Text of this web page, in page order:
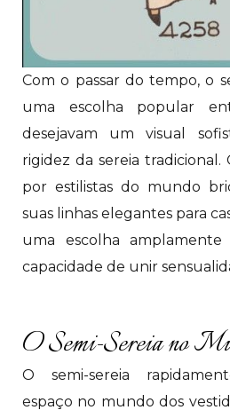
Com o passar do tempo, o
uma escolha popular
desejavam um visual
rigidez da sereia tradicional.
por estilistas do mundo
suas linhas elegantes para
uma escolha
capacidade de unir
O Semi-Sereia no
O semi-sereia
espaço no mundo dos